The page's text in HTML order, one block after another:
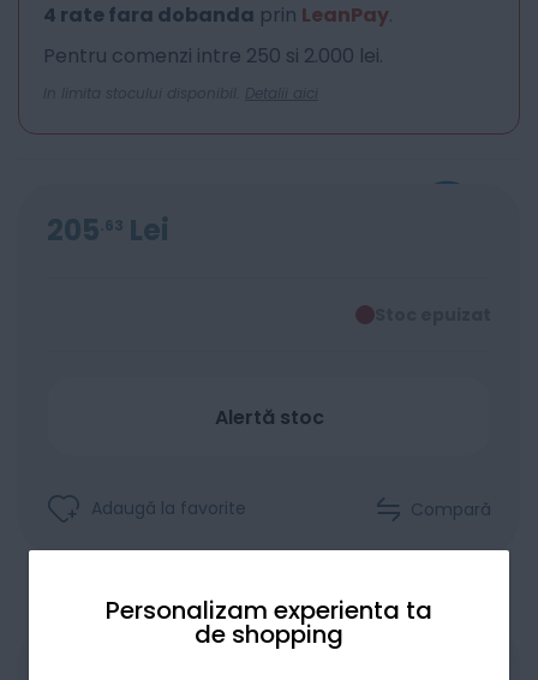
Personalizam experienta ta
de shopping
4 rate fara dobanda prin LeanPay.
Pentru comenzi intre 250 si 2.000 lei.
In limita stocului disponibil. Detalii aici
205 63 Lei
Alertă stoc
Adaugă la favorite Compară